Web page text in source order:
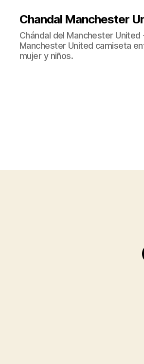
Chandal Manchester
Chándal del Manchester
Manchester United camiseta
mujer y niños.